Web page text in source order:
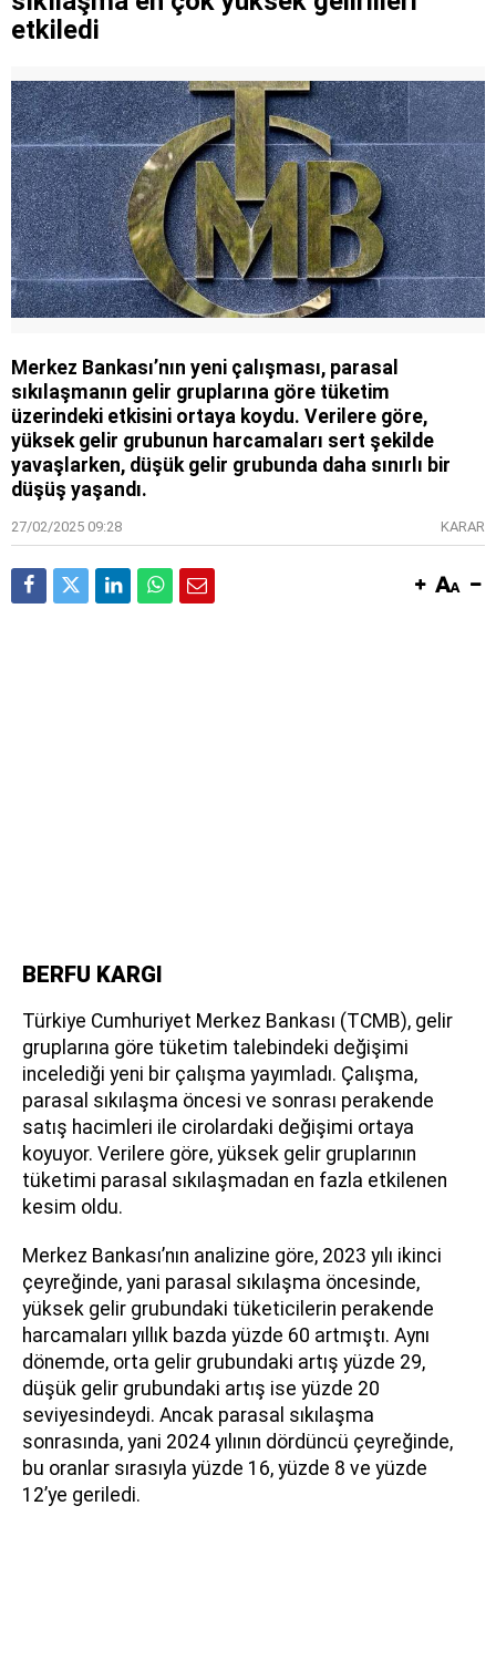
etkiledi
Merkez Bankası’nın yeni çalışması, parasal
sıkılaşmanın gelir gruplarına göre tüketim
üzerindeki etkisini ortaya koydu. Verilere göre,
yüksek gelir grubunun harcamaları sert şekilde
yavaşlarken, düşük gelir grubunda daha sınırlı bir
düşüş yaşandı.
27/02/2025 09:28 KARAR
BERFU KARGI
Türkiye Cumhuriyet Merkez Bankası (TCMB), gelir
gruplarına göre tüketim talebindeki değişimi
incelediği yeni bir çalışma yayımladı. Çalışma,
parasal sıkılaşma öncesi ve sonrası perakende
satış hacimleri ile cirolardaki değişimi ortaya
koyuyor. Verilere göre, yüksek gelir gruplarının
tüketimi parasal sıkılaşmadan en fazla etkilenen
kesim oldu.
Merkez Bankası’nın analizine göre, 2023 yılı ikinci
çeyreğinde, yani parasal sıkılaşma öncesinde,
yüksek gelir grubundaki tüketicilerin perakende
harcamaları yıllık bazda yüzde 60 artmıştı. Aynı
dönemde, orta gelir grubundaki artış yüzde 29,
düşük gelir grubundaki artış ise yüzde 20
seviyesindeydi. Ancak parasal sıkılaşma
sonrasında, yani 2024 yılının dördüncü çeyreğinde,
bu oranlar sırasıyla yüzde 16, yüzde 8 ve yüzde
12’ye geriledi.